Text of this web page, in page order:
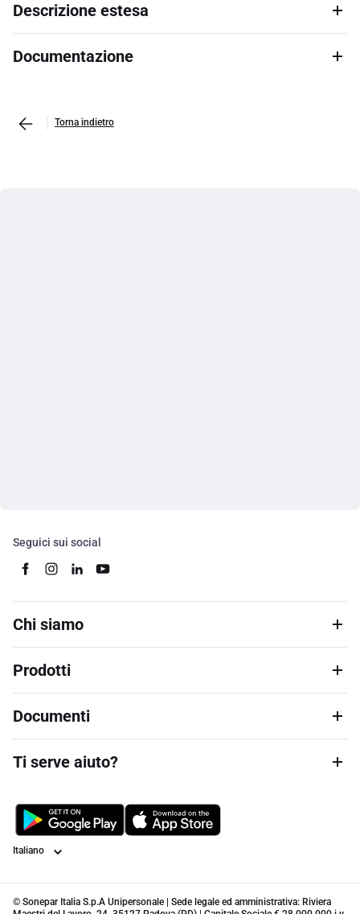
Descrizione estesa
Documentazione
Torna indietro
Seguici sui social
Chi siamo
Prodotti
Documenti
Ti serve aiuto?
Lingua
© Sonepar Italia S.p.A Unipersonale | Sede legale ed amministrativa: Riviera